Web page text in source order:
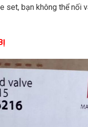
set, bạn không thể nối